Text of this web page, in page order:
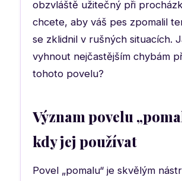
obzvláště užitečný při
chcete, aby váš pes zpomalil
se zklidnil v rušných situacích.
vyhnout nejčastějším chybám
tohoto povelu?
Význam povelu
kdy jej používat
Povel „pomalu“ je skvělým